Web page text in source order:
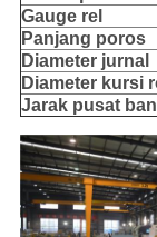
Gauge rel
Panjang poros
Diameter jurnal
Diameter kursi
Jarak pusat